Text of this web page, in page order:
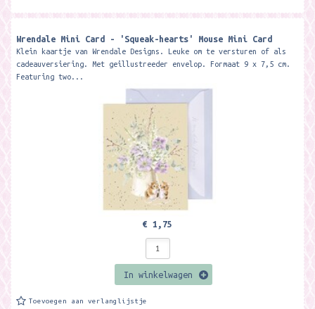
Wrendale Mini Card - 'Squeak-hearts' Mouse Mini Card ​
Klein kaartje van Wrendale Designs. Leuke om te versturen of als
cadeauversiering. Met geillustreeder envelop. Formaat 9 x 7,5 cm.
Featuring two...
€ 1,75
In winkelwagen
Toevoegen aan verlanglijstje